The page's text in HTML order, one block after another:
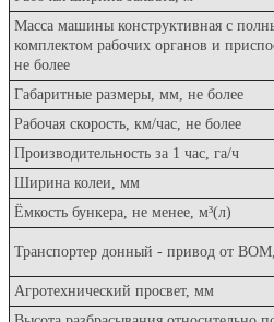
Рабочая ширина захвата, м
Масса машины конструктивная с
комплектом рабочих органов и
не более
Габаритные размеры, мм, не более
Рабочая скорость, км/час, не более
Производительность за 1 час, га/ч
Ширина колеи, мм
Ёмкость бункера, не менее, м³(л)
Агротехнический просвет, мм